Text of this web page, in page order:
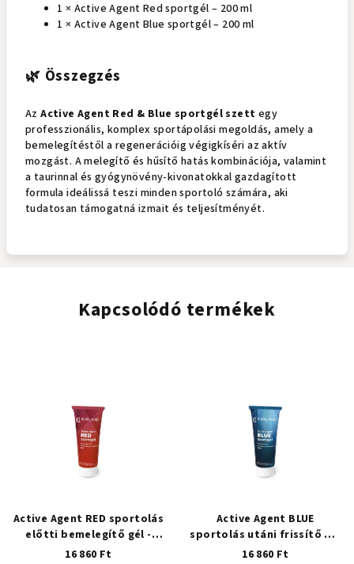
1 × Active Agent Red sportgél – 200 ml
1 × Active Agent Blue sportgél – 200 ml
🌿 Összegzés
AzActive Agent Red & Blue sportgél szett egy
professzionális, komplex sportápolási megoldás, amely a
bemelegítéstől a regenerációig végigkíséri az aktív
mozgást. A melegítő és hűsítő hatás kombinációja, valamint
a taurinnal és gyógynövény-kivonatokkal gazdagított
formula ideálissá teszi minden sportoló számára, aki
tudatosan támogatná izmait és teljesítményét.
Kapcsolódó termékek
Active Agent RED sportolás
előtti bemelegítő gél -
taurinnal
16 860 Ft
Active Agent BLUE
sportolás utáni frissítő gél
- taurinnal
16 860 Ft